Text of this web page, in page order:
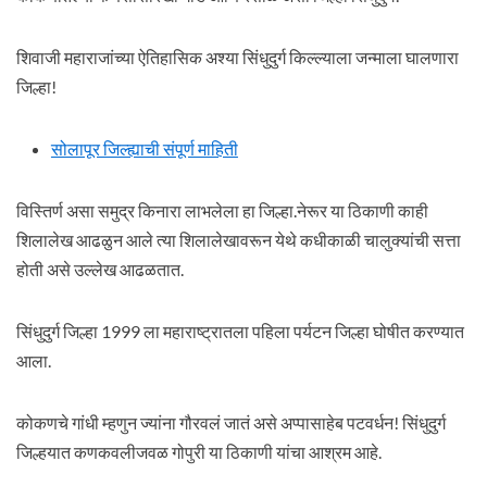
शिवाजी महाराजांच्या ऐतिहासिक अश्या सिंधुदुर्ग किल्ल्याला जन्माला घालणारा
जिल्हा!
सोलापूर जिल्ह्याची संपूर्ण माहिती
विस्तिर्ण असा समुद्र किनारा लाभलेला हा जिल्हा.नेरूर या ठिकाणी काही
शिलालेख आढळुन आले त्या शिलालेखावरून येथे कधीकाळी चालुक्यांची सत्ता
होती असे उल्लेख आढळतात.
सिंधुदुर्ग जिल्हा 1999 ला महाराष्ट्रातला पहिला पर्यटन जिल्हा घोषीत करण्यात
आला.
कोकणचे गांधी म्हणुन ज्यांना गौरवलं जातं असे अप्पासाहेब पटवर्धन! सिंधुदुर्ग
जिल्हयात कणकवलीजवळ गोपुरी या ठिकाणी यांचा आश्रम आहे.